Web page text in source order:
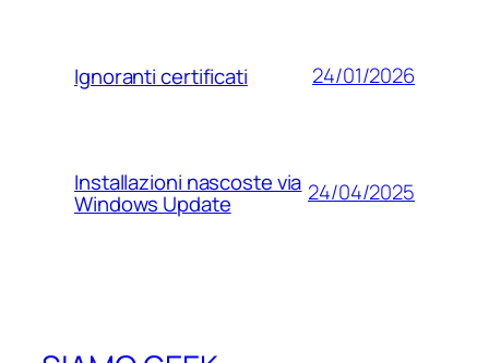
Ignoranti certificati 24/01/2026
Installazioni nascoste via
Windows Update 24/04/2025